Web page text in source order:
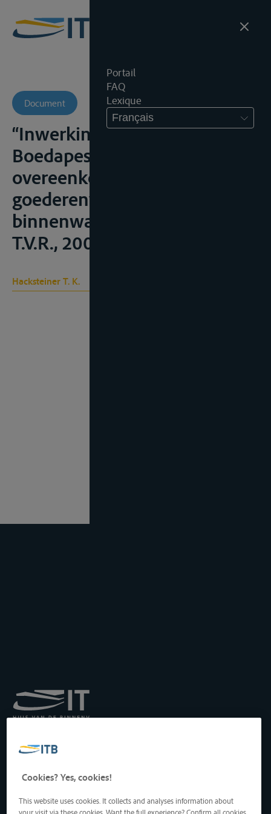
Portail
FAQ
Lexique
Français
Document
“Inwerkingtreding Verdrag van
Boedapest inzake de
overeenkomst van
goederenvervoer over de
binnenwateren (CMNI)”,
T.V.R., 2006, 119-125
Hacksteiner T. K.
Transport par Batellerie
Drukpersstraat 19
1000 Bruxelles, Belgique
Tél: +32 2 217 09 67
http://www.itb-info.be
Cookies? Yes, cookies!
This website uses cookies. It collects and analyses information about